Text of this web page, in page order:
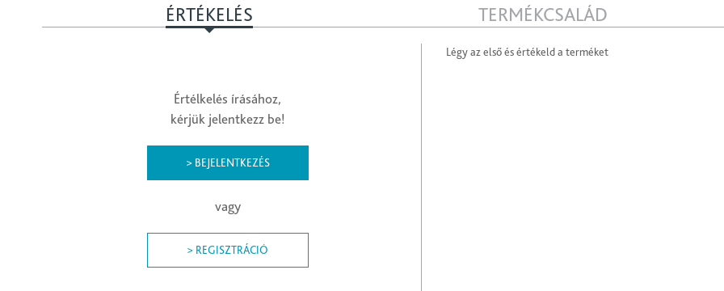
ÉRTÉKELÉS TERMÉKCSALÁD
Légy az első és értékeld a terméket
Értélkelés írásához,
kérjük jelentkezz be!
> BEJELENTKEZÉS
vagy
> REGISZTRÁCIÓ